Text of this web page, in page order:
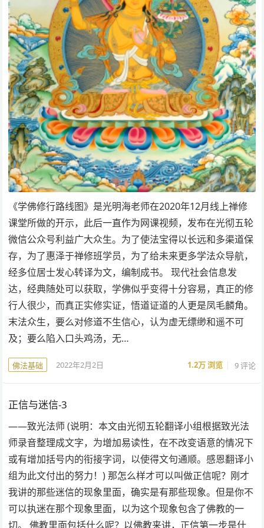
《学佛修行路线图》是光明海老师在2020年12月线上禅修
课堂所做的开示，此后一直作为网课视频，发布在光彻五轮
微信公众号利益广大众生。为了使法宝得以长远和多渠道保
存，为了惠泽于禅修班学员，为了给未来更多学法众导航，
经多位居士发心转译为文，编制成书。 现代社会信息发
达，经典随处可以获取，学佛似乎变得十分容易，真正的修
行人很少，而真正实修实证，悟道证道的人更是凤毛麟角。
末法众生，要么对修道不生信心，认为虚无缥缈和遥不可
及；要么陷入口头鸡汤，无…
佛法基础 2022年2月2日 1.2万浏览 9 评论
正信与迷信-3
——致光法师 (说明：本文由光彻五轮翻译小组根据致光法
师录音整理成文字，为增加易读性，在不改变语意的情况下
或有增加括号内的衔接字词，以使得文句通顺。感恩翻译小
组为此文付出的努力！) 那怎么样才可以叫做正信呢？刚才
我讲的那些迷信的现象里面，确实是有那些现象。但是你不
可以执迷在那个现象里面，以为这个现象包含了佛教的一
切。 佛教里面包括什么呢？以佛教来讲，正信第一步是什